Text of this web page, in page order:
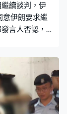
，這
繼續談判，伊
意伊朗要求繼
言人否認，
準備好作戰
引述華府高級
向商船開